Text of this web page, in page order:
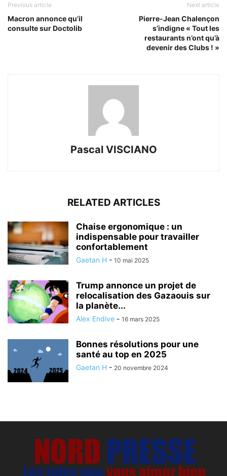
Previous article
Macron annonce qu’il
consulte sur Doctolib
Next article
Pierre-Jean Chalençon
s’indigne « Tout les
restaurants n’ont qu’à
devenir des Clubs ! »
Pascal VISCIANO
RELATED ARTICLES
Chaise ergonomique : un
indispensable pour travailler
confortablement
Gaetan H - 10 mai 2025
Trump annonce un projet de
relocalisation des Gazaouis sur
la planète...
Alex Endive - 16 mars 2025
Bonnes résolutions pour une
santé au top en 2025
Gaetan H - 20 novembre 2024